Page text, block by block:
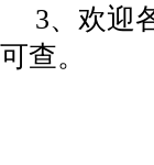
3、欢迎
可查。